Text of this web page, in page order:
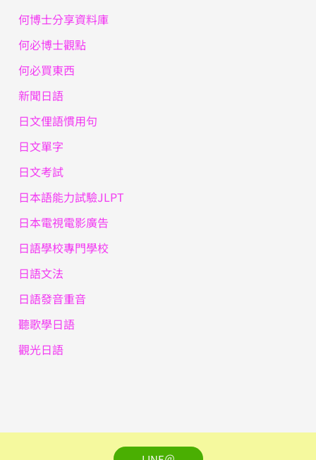
何博士分享資料庫
何必博士觀點
何必買東西
新聞日語
日文俚語慣用句
日文單字
日文考試
日本語能力試驗JLPT
日本電視電影廣告
日語學校專門學校
日語文法
日語發音重音
聽歌學日語
觀光日語